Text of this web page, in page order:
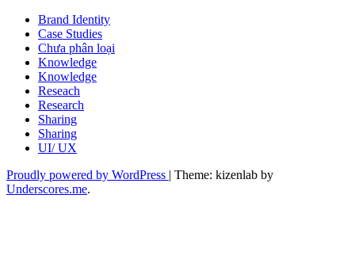
Brand Identity
Case Studies
Chưa phân loại
Knowledge
Knowledge
Reseach
Research
Sharing
Sharing
UI/ UX
Proudly powered by WordPress | Theme: kizenlab by
Underscores.me.